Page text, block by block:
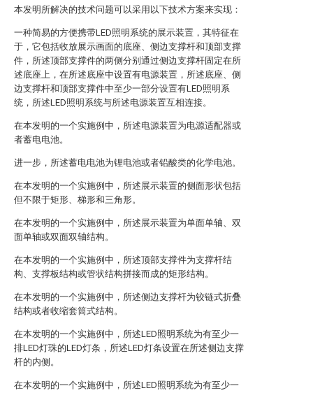
本发明所解决的技术问题可以采用以下技术方案来实现：
一种简易的方便携带LED照明系统的展示装置，其特征在
于，它包括收放展示画面的底座、侧边支撑杆和顶部支撑
件，所述顶部支撑件的两侧分别通过侧边支撑杆固定在所
述底座上，在所述底座中设置有电源装置，所述底座、侧
边支撑杆和顶部支撑件中至少一部分设置有LED照明系
统，所述LED照明系统与所述电源装置互相连接。
在本发明的一个实施例中，所述电源装置为电源适配器或
者蓄电电池。
进一步，所述蓄电电池为锂电池或者铅酸类的化学电池。
在本发明的一个实施例中，所述展示装置的侧面形状包括
但不限于矩形、梯形和三角形。
在本发明的一个实施例中，所述展示装置为单面单轴、双
面单轴或双面双轴结构。
在本发明的一个实施例中，所述顶部支撑件为支撑杆结
构、支撑板结构或管状结构拼接而成的矩形结构。
在本发明的一个实施例中，所述侧边支撑杆为铰链式折叠
结构或者收缩套筒式结构。
在本发明的一个实施例中，所述LED照明系统为有至少一
排LED灯珠的LED灯条，所述LED灯条设置在所述侧边支撑
杆的内侧。
在本发明的一个实施例中，所述LED照明系统为有至少一